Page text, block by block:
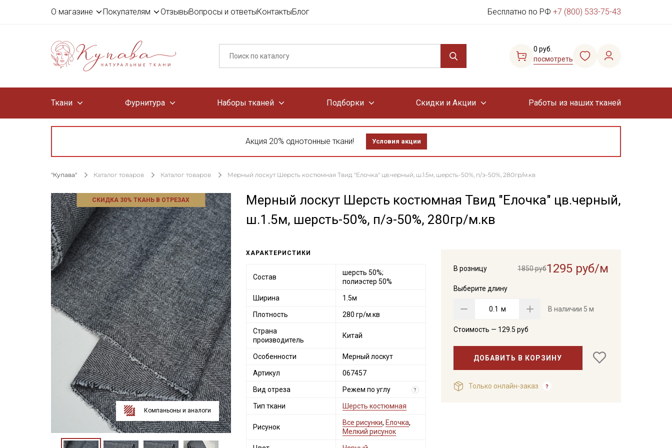
О магазине Покупателям ОтзывыВопросы и ответыКонтактыБлог Бесплатно по РФ +7 (800) 533-75-43
0 руб.
посмотреть
Ткани Фурнитура Наборы тканей Подборки Скидки и Акции Работы из наших тканей
Акция 20% однотонные ткани! Условия акции
"Купава" Каталог товаров Каталог товаров Мерный лоскут Шерсть костюмная Твид "Елочка" цв.черный, ш.1.5м, шерсть-50%, п/э-50%, 280гр/м.кв
СКИДКА 30% ТКАНЬ В ОТРЕЗАХ
Компаньоны и аналоги
Мерный лоскут Шерсть костюмная Твид "Елочка" цв.черный,
ш.1.5м, шерсть-50%, п/э-50%, 280гр/м.кв
В розницу 1850 руб1295 руб/м
Выберите длину
м В наличии 5 м
Стоимость — 129.5 руб
ДОБАВИТЬ В КОРЗИНУ
Только онлайн-заказ
ХАРАКТЕРИСТИКИ
Состав
шерсть 50%;
полиэстер 50%
Ширина 1.5м
Плотность 280 гр/м.кв
Страна
производитель
Китай
Особенности Мерный лоскут
Артикул 067457
Вид отреза Режем по углу ?
Тип ткани Шерсть костюмная
Рисунок
Все рисунки, Елочка,
Мелкий рисунок